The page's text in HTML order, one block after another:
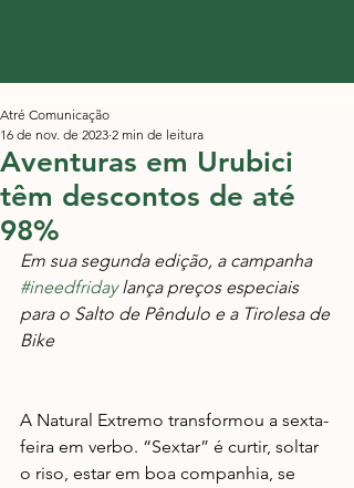
Aventuras em Urubici
têm descontos de até
98%
Atré Comunicação
16 de nov. de 2023 2 min de leitura
Em sua segunda edição, a campanha
#ineedfriday lança preços especiais
para o Salto de Pêndulo e a Tirolesa de
Bike
A Natural Extremo transformou a sexta-
feira em verbo. “Sextar” é curtir, soltar
o riso, estar em boa companhia, se